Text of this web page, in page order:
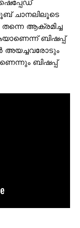
ചാനലിലൂടെ
ആക്രമിച്ച
ബിഷപ്പ്
അയച്ചവരോടും
ബിഷപ്പ്